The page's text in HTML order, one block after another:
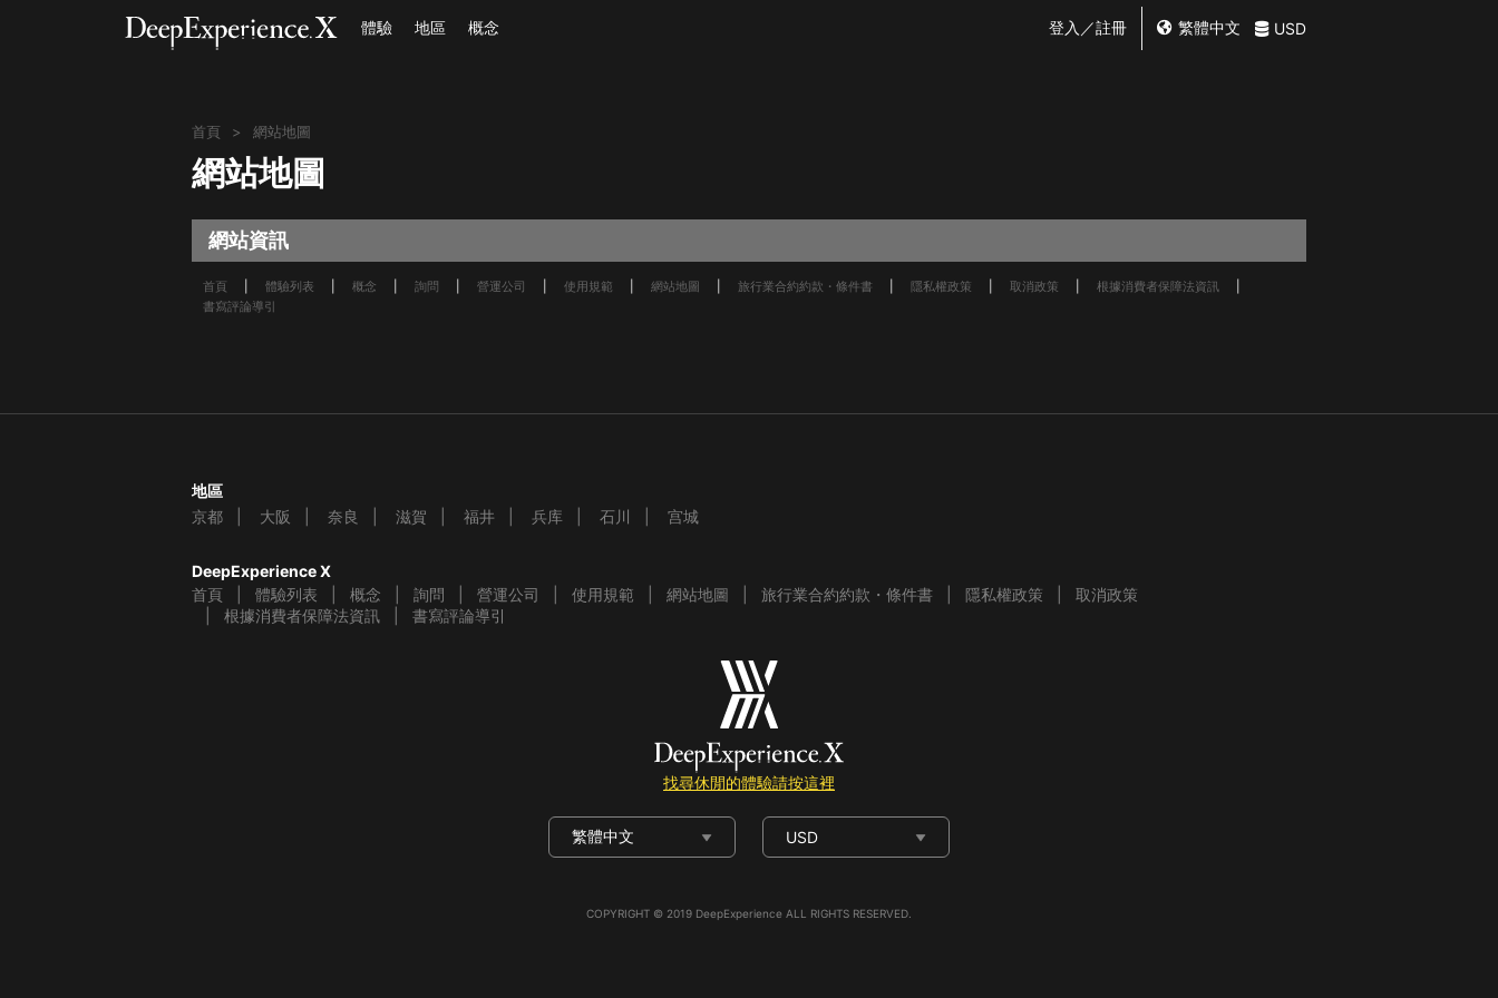
體驗 地區 概念 登入／註冊 繁體中文 USD
繁體中文
首頁 網站地圖
網站地圖
網站資訊
首頁 體驗列表 概念 詢問 營運公司 使用規範 網站地圖 旅行業合約約款・條件書 隱私權政策 取消政策
根據消費者保障法資訊
書寫評論導引
地區
京都
大阪 奈良 滋賀 福井 兵库 石川 宫城
DeepExperience X
首頁
體驗列表 概念 詢問 營運公司 使用規範 網站地圖 旅行業合約約款・條件書 隱私權政策
取消政策
根據消費者保障法資訊
書寫評論導引
找尋休閒的體驗請按這裡
繁體中文 USD
COPYRIGHT © 2019 DeepExperience ALL RIGHTS RESERVED.